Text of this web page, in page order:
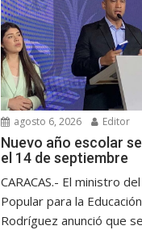
agosto 6, 2026 Editor
Nuevo año escolar
el 14 de septiembre
CARACAS.- El ministro
Popular para la
Rodríguez anunció que